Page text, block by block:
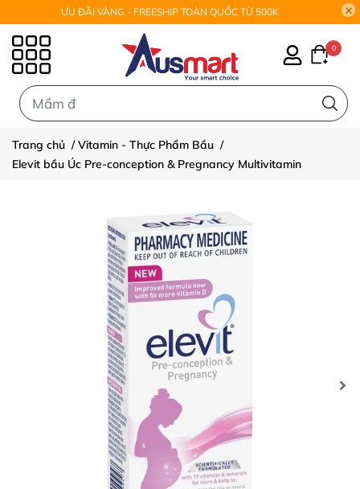
ƯU ĐÃI VÀNG - FREESHIP TOÀN QUỐC TỪ 500K
0
Trang chủ /Vitamin - Thực Phẩm Bầu /
Elevit bầu Úc Pre-conception & Pregnancy Multivitamin